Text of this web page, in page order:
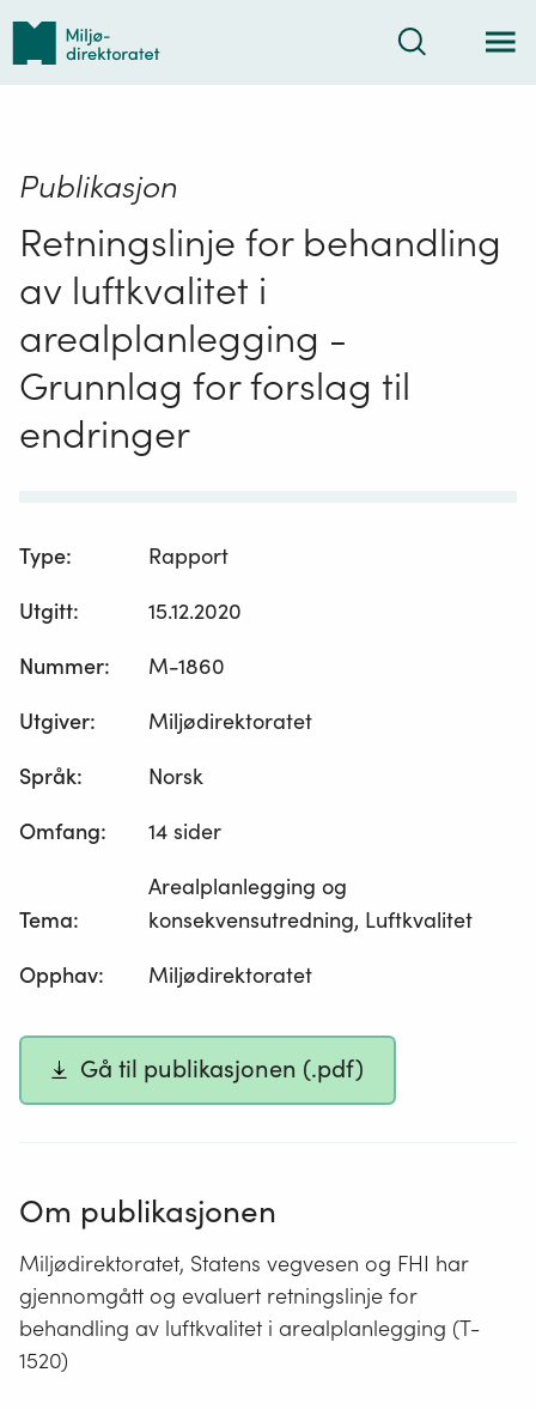
Tilbake
forsiden
Søk
Publikasjon
Retningslinje for behandling
av luftkvalitet i
arealplanlegging -
Grunnlag for forslag til
endringer
Type:
Rapport
Utgitt:
15.12.2020
Nummer:
M-1860
Utgiver:
Miljødirektoratet
Språk:
Norsk
Omfang: 14 sider
Tema:
Arealplanlegging og
konsekvensutredning, Luftkvalitet
Opphav: Miljødirektoratet
Gå til publikasjonen (.pdf)
Om publikasjonen
Miljødirektoratet, Statens vegvesen og FHI har
gjennomgått og evaluert retningslinje for
behandling av luftkvalitet i arealplanlegging (T-
1520)